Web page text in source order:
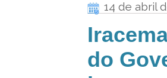
14 de abril
do